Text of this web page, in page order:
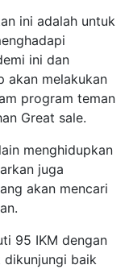
ini adalah untuk
ini dan
akan melakukan
program teman
Great sale.
menghidupkan
juga
akan mencari
95 IKM dengan
baik